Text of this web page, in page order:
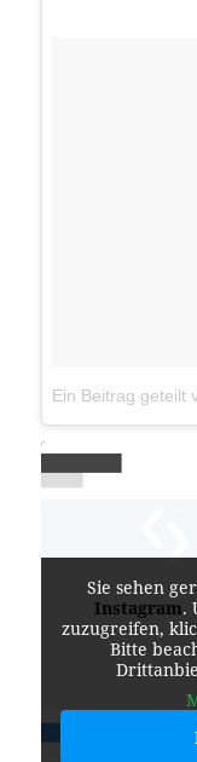
Ein Beitrag geteilt
Sie sehen
Instagram.
zuzugreifen,
Bitte